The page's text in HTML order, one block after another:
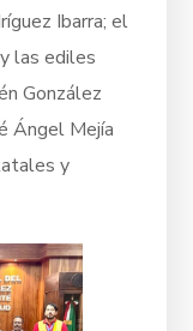
Ibarra; el
las ediles
González
Ángel Mejía
y